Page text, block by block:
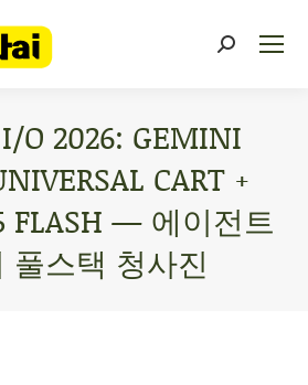
I/O 2026: GEMINI
CART +
FLASH — 에이전트
풀스택 청사진